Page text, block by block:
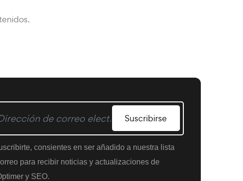
Suscribirse
consientes en ser añadido a nuestra lista
para recibir noticias y actualizaciones de
y SEO.